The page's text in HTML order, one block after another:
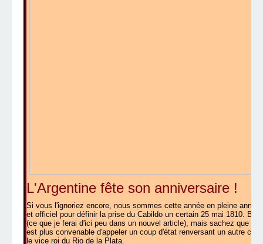
L'Argentine fête son anniversaire !
Si vous l'ignoriez encore, nous sommes cette année en pleine
et officiel pour définir la prise du Cabildo un certain 25 mai 1810.
(ce que je ferai d'ici peu dans un nouvel article), mais sachez que
est plus convenable d'appeler un coup d'état renversant un autre
le vice roi du Rio de la Plata.